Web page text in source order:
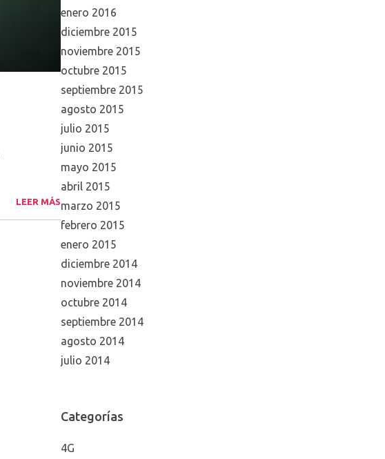
LEER MÁS
enero 2016
diciembre 2015
noviembre 2015
octubre 2015
septiembre 2015
agosto 2015
julio 2015
junio 2015
mayo 2015
abril 2015
marzo 2015
febrero 2015
enero 2015
diciembre 2014
noviembre 2014
octubre 2014
septiembre 2014
agosto 2014
julio 2014
Categorías
4G